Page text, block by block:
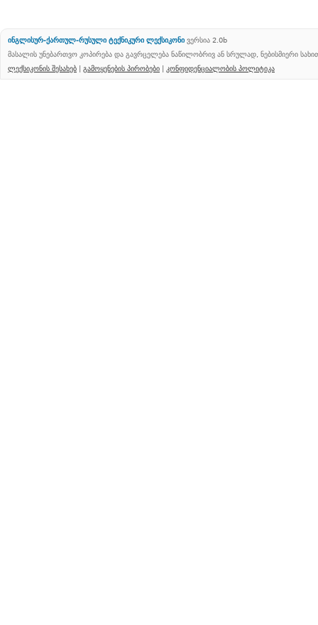
ინგლისურ-ქართულ-რუსული ტექნიკური ლექსიკონი ვერსია 2.0b
მასალის უნებართვო კოპირება და გავრცელება ნაწილობრივ ან სრულად, ნებისმიერი
ლექსიკონის შესახებ | გამოყენების პირობები | კონფიდენციალობის პოლიტიკა